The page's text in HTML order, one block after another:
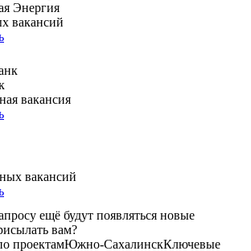
Энергия
вакансий
вакансия
вакансий
ещё будут появляться новые
вам?
проектамЮжно-СахалинскКлючевые